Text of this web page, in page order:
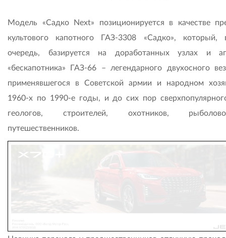
Модель «Садко Next» позиционируется в качестве
культового капотного ГАЗ-3308 «Садко»,
очередь, базируется на доработанных узлах и
«бескапотника» ГАЗ-66 – легендарного двухосного
применявшегося в Советской армии и народном
1960-х по 1990-е годы, и до сих пор
геологов, строителей, охотников,
путешественников.